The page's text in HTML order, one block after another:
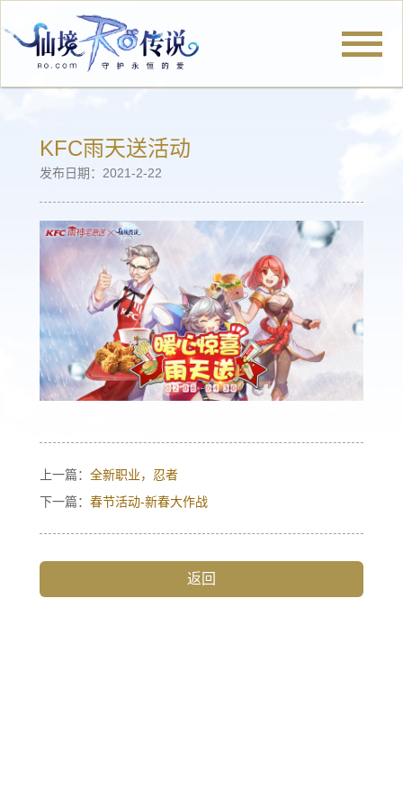
冒险旅程
厨神小当家
异世界归来的舅舅
古城之泪
仙境社区
玩家论坛
同人专区
KFC雨天送活动
发布日期：2021-2-22
上一篇：全新职业，忍者
下一篇：春节活动-新春大作战
返回